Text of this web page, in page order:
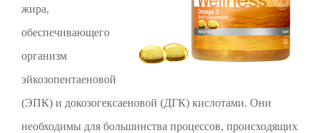
жира,
обеспечивающего
организм
эйкозопентаеновой
(ЭПК) и докозогексаеновой (ДГК) кислотами. Они
необходимы для большинства процессов, происходящих